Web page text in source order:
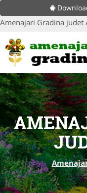
Amenajari Gradina judet